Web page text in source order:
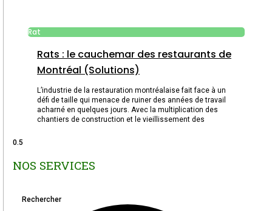
Rat
Rats : le cauchemar des restaurants de
Montréal (Solutions)
L’industrie de la restauration montréalaise fait face à un
défi de taille qui menace de ruiner des années de travail
acharné en quelques jours. Avec la multiplication des
chantiers de construction et le vieillissement des
NOS SERVICES
Rechercher